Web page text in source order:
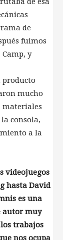
de
fuimos
y
producto
mucho
materiales
consola,
a la
videojuegos
hasta David
es una
autor muy
trabajos
nos ocupa